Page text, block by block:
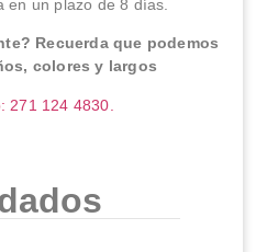
en un plazo de 8 días.
Recuerda que podemos
colores y largos
271 124 4830.